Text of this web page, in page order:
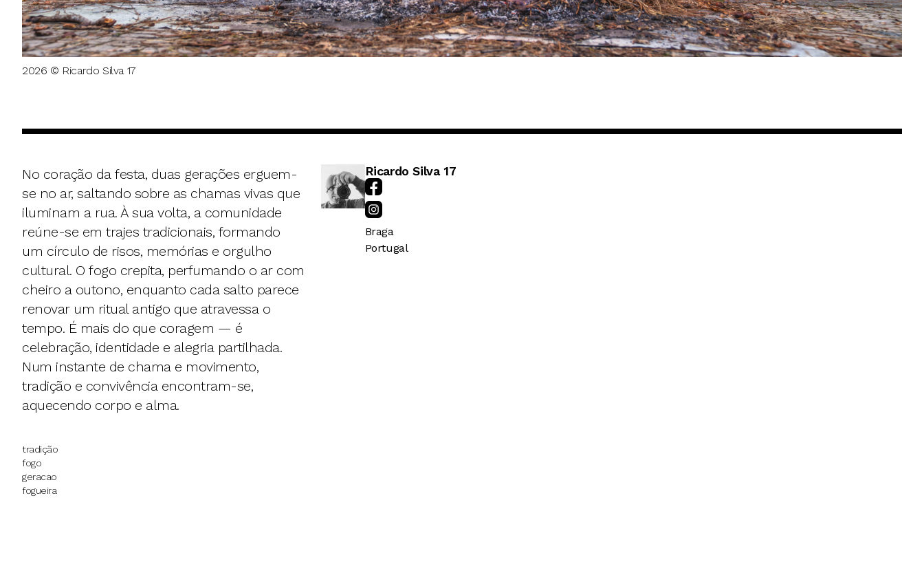
2026 © Ricardo Silva 17
No coração da festa, duas gerações erguem-
se no ar, saltando sobre as chamas vivas que
iluminam a rua. À sua volta, a comunidade
reúne-se em trajes tradicionais, formando
um círculo de risos, memórias e orgulho
cultural. O fogo crepita, perfumando o ar com
cheiro a outono, enquanto cada salto parece
renovar um ritual antigo que atravessa o
tempo. É mais do que coragem — é
celebração, identidade e alegria partilhada.
Num instante de chama e movimento,
tradição e convivência encontram-se,
aquecendo corpo e alma.
tradição
fogo
geracao
fogueira
Ricardo Silva 17
Braga
Portugal